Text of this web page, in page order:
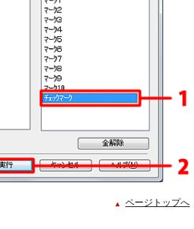
ページトップへ